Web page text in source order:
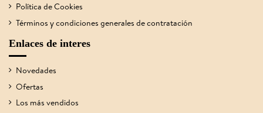
Política de Cookies
Términos y condiciones generales de contratación
Enlaces de interes
Novedades
Ofertas
Los más vendidos